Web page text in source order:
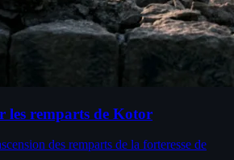
les remparts de Kotor
des remparts de la forteresse de